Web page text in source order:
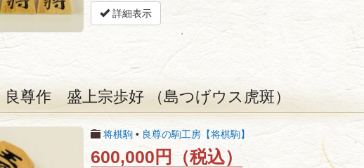
詳細表示
尊作 盛上宗歩好 （島つげウス虎斑）
将棋駒 • 良尊の駒工房【将棋駒】
600,000円（税込）